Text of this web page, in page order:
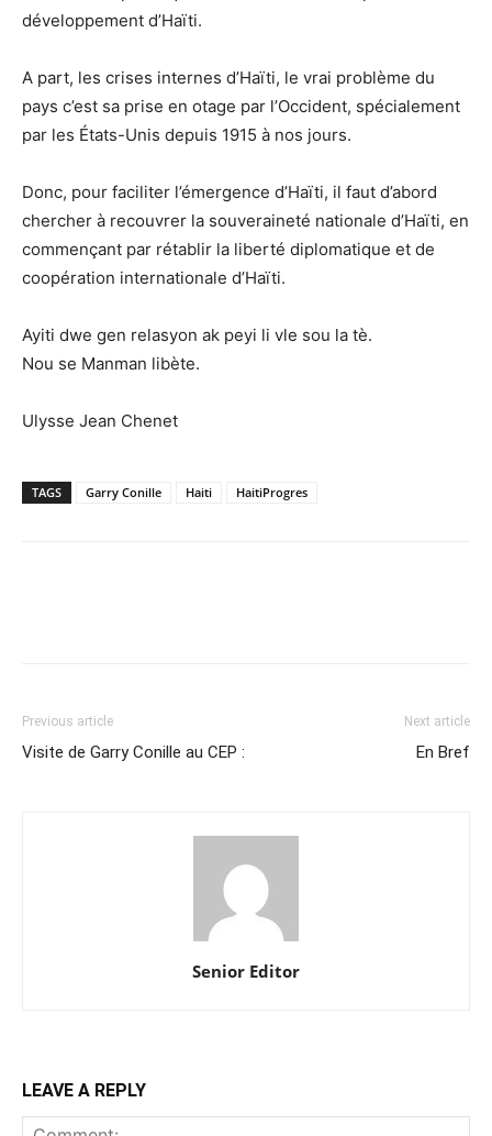
développement d’Haïti.
A part, les crises internes d’Haïti, le vrai problème du
pays c’est sa prise en otage par l’Occident, spécialement
par les États-Unis depuis 1915 à nos jours.
Donc, pour faciliter l’émergence d’Haïti, il faut d’abord
chercher à recouvrer la souveraineté nationale d’Haïti, en
commençant par rétablir la liberté diplomatique et de
coopération internationale d’Haïti.
Ayiti dwe gen relasyon ak peyi li vle sou la tè.
Nou se Manman libète.
Ulysse Jean Chenet
TAGS Garry Conille Haiti HaitiProgres
Previous article
Visite de Garry Conille au CEP :
Next article
En Bref
Senior Editor
LEAVE A REPLY